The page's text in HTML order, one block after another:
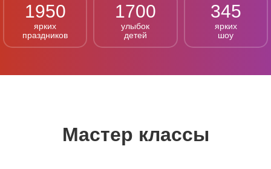
1950
ярких
праздников
1700
улыбок
детей
345
ярких
шоу
Мастер классы